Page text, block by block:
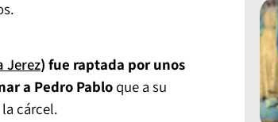
Jerez) fue raptada por unos
a Pedro Pabloque a su
cárcel.